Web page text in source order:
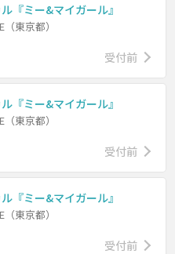
『ミー&マイガール』
（東京都）
受付前
『ミー&マイガール』
（東京都）
受付前
『ミー&マイガール』
（東京都）
受付前